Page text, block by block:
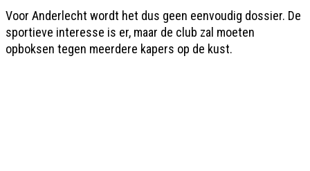
Voor Anderlecht wordt het dus geen eenvoudig dossier. De
sportieve interesse is er, maar de club zal moeten
opboksen tegen meerdere kapers op de kust.